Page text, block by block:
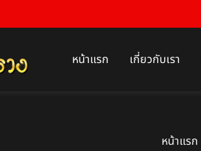
หน้าแรก เกี่ยวกับเรา
หน้าแรก